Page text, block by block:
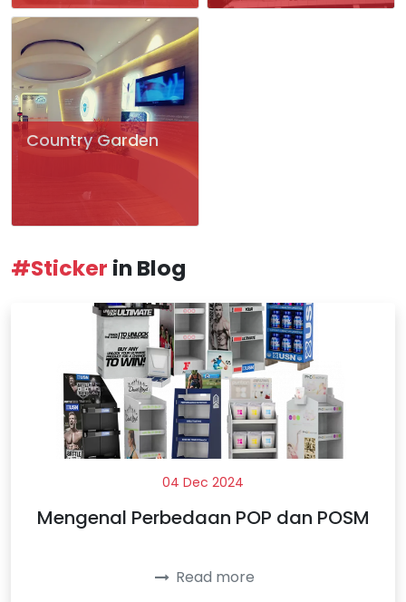
Country Garden
#Sticker in Blog
04 Dec 2024
Mengenal Perbedaan POP dan POSM
Read more